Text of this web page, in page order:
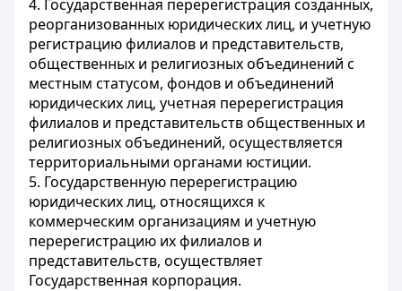
4. Государственная перерегистрация созданных,
реорганизованных юридических лиц, и учетную
регистрацию филиалов и представительств,
общественных и религиозных объединений с
местным статусом, фондов и объединений
юридических лиц, учетная перерегистрация
филиалов и представительств общественных и
религиозных объединений, осуществляется
территориальными органами юстиции.
5. Государственную перерегистрацию
юридических лиц, относящихся к
коммерческим организациям и учетную
перерегистрацию их филиалов и
представительств, осуществляет
Государственная корпорация.